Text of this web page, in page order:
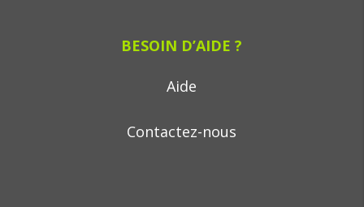
BESOIN D’AIDE ?
Aide
Contactez-nous